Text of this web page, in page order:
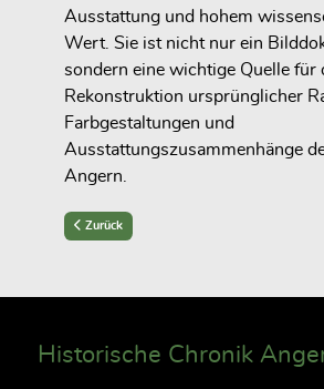
Ausstattung und hohem
Wert. Sie ist nicht nur ein
sondern eine wichtige Quelle für
Rekonstruktion ursprünglicher
Farbgestaltungen und
Ausstattungszusammenhänge
Angern.
Previous article: Rekonstruktion des
Zurück
Historische Chronik